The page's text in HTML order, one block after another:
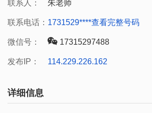
联系人： 朱老师
联系电话： 1731529****查看完整号码
微信号： 17315297488
发布IP： 114.229.226.162
详细信息